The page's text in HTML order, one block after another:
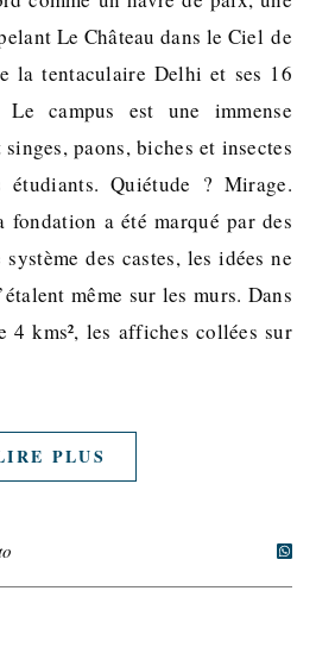
Le Château dans le Ciel de
la tentaculaire Delhi et ses 16
Le campus est une immense
paons, biches et insectes
Quiétude ? Mirage.
a été marqué par des
des castes, les idées ne
même sur les murs. Dans
4 kms², les affiches collées sur
PLUS